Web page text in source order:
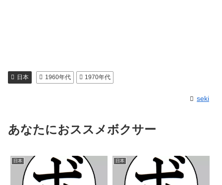
日本 1960年代 1970年代
seki
あなたにおススメボクサー
日本 日本